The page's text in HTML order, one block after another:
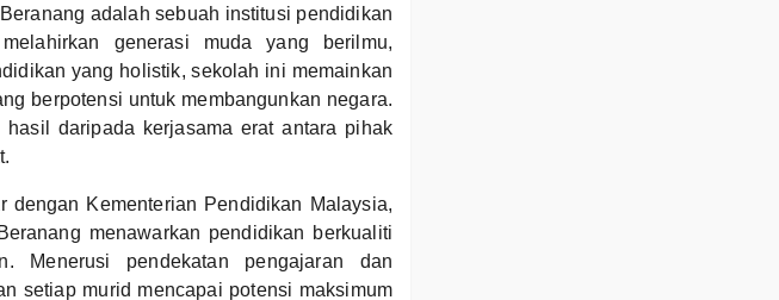
adalah sebuah institusi pendidikan
generasi muda yang berilmu,
yang holistik, sekolah ini memainkan
berpotensi untuk membangunkan negara.
daripada kerjasama erat antara pihak
dengan Kementerian Pendidikan Malaysia,
menawarkan pendidikan berkualiti
Menerusi pendekatan pengajaran dan
setiap murid mencapai potensi maksimum